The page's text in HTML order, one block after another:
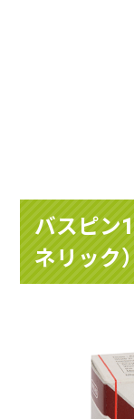
バスピン
ネリック）